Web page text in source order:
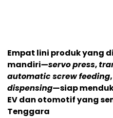
Empat lini produk yang
mandiri—servo press,
automatic screw feeding
dispensing—siap
EV dan otomotif yang
Tenggara